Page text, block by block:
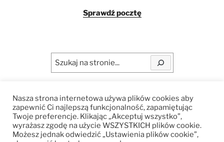
Sprawdź pocztę
Copyright © 2025 Kompleks Uroczysko
Nasza strona internetowa używa plików cookies aby
zapewnić Ci najlepszą funkcjonalność, zapamiętując
Twoje preferencje. Klikając „Akceptuj wszystko”,
wyrażasz zgodę na użycie WSZYSTKICH plików cookie.
Możesz jednak odwiedzić „Ustawienia plików cookie”,